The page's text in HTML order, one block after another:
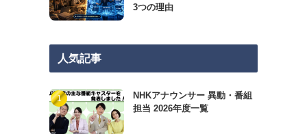
3つの理由
人気記事
NHKアナウンサー 異動・番組
担当 2026年度一覧